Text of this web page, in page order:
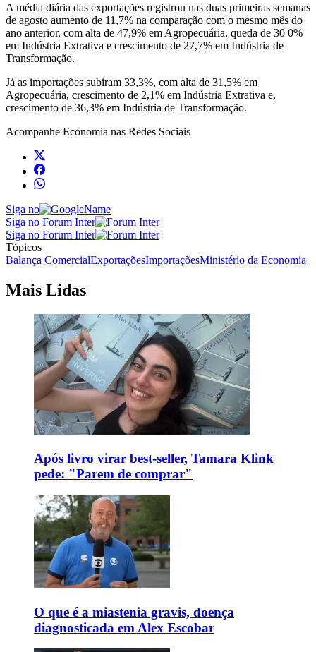
A média diária das exportações registrou nas duas primeiras semanas
de agosto aumento de 11,7% na comparação com o mesmo mês do
ano anterior, com alta de 47,9% em Agropecuária, queda de 30 0%
em Indústria Extrativa e crescimento de 27,7% em Indústria de
Transformação.
Já as importações subiram 33,3%, com alta de 31,5% em
Agropecuária, crescimento de 2,1% em Indústria Extrativa e,
crescimento de 36,3% em Indústria de Transformação.
Acompanhe Economia nas Redes Sociais
Siga no
Siga no Forum Inter
Siga no Forum Inter
Tópicos
Balança ComercialExportaçõesImportaçõesMinistério da Economia
Mais Lidas
Após livro virar best-seller, Tamara Klink
pede: "Parem de comprar"
O que é a miastenia gravis, doença
diagnosticada em Alex Escobar